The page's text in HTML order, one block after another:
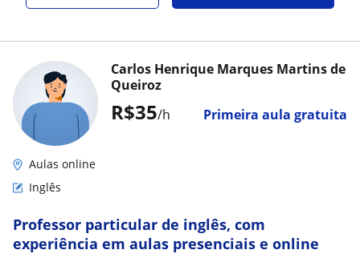
R$35/h Primeira aula gratuita
Carlos Henrique Marques Martins de
Queiroz
Aulas online
Inglês
Professor particular de inglês, com
experiência em aulas presenciais e online